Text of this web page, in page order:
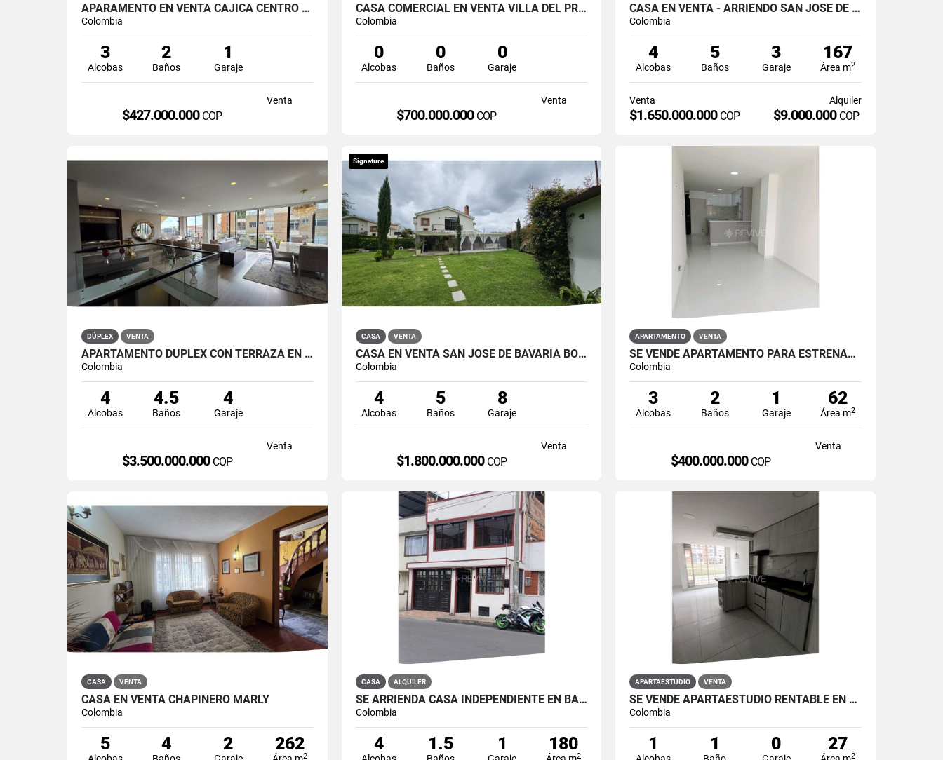
APARAMENTO EN VENTA CAJICÁ CENTRO CAMPUS CLUB RESERVADO
Colombia
3
Alcobas
2
Baños
1
Garaje
Venta
$427.000.000 COP
CASA COMERCIAL EN VENTA VILLA DEL PRADO BOGOTÁ NORTE
Colombia
0
Alcobas
0
Baños
0
Garaje
Venta
$700.000.000 COP
CASA EN VENTA - ARRIENDO SAN JOSÉ DE BAVARIA
Colombia
4
Alcobas
5
Baños
3
Garaje
167
Área m2
Venta
$1.650.000.000 COP
Alquiler
$9.000.000 COP
DÚPLEX VENTA
APARTAMENTO DÚPLEX CON TERRAZA EN VENTA BELLA SUIZA USAQUÉN BOGOTÁ
Colombia
4
Alcobas
4.5
Baños
4
Garaje
Venta
$3.500.000.000 COP
Signature
CASA VENTA
CASA EN VENTA SAN JOSÉ DE BAVARIA BOGOTÁ
Colombia
4
Alcobas
5
Baños
8
Garaje
Venta
$1.800.000.000 COP
APARTAMENTO VENTA
SE VENDE APARTAMENTO PARA ESTRENAR EN EL BARRIO RESTREPO
Colombia
3
Alcobas
2
Baños
1
Garaje
62
Área m2
Venta
$400.000.000 COP
CASA VENTA
CASA EN VENTA CHAPINERO MARLY
Colombia
5 4 2 262
2
CASA ALQUILER
SE ARRIENDA CASA INDEPENDIENTE EN BARRIO QUIROGA SUR
Colombia
4 1.5 1 180
2
APARTAESTUDIO VENTA
SE VENDE APARTAESTUDIO RENTABLE EN PRIMAVERA 6-39 ET 2
Colombia
1 1 0 27
2